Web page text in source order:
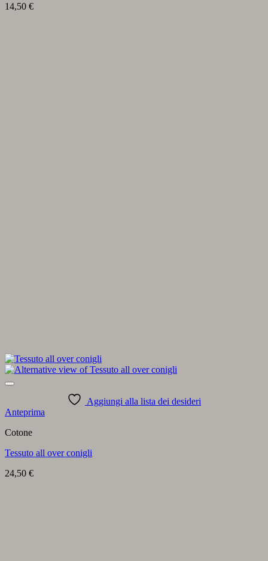
14,50 €
Aggiungi alla lista dei desideri
Anteprima
Cotone
Tessuto all over conigli
24,50 €